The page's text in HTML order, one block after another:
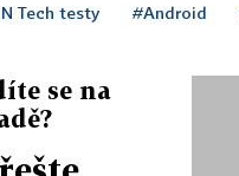
Tech testy #Android
se na